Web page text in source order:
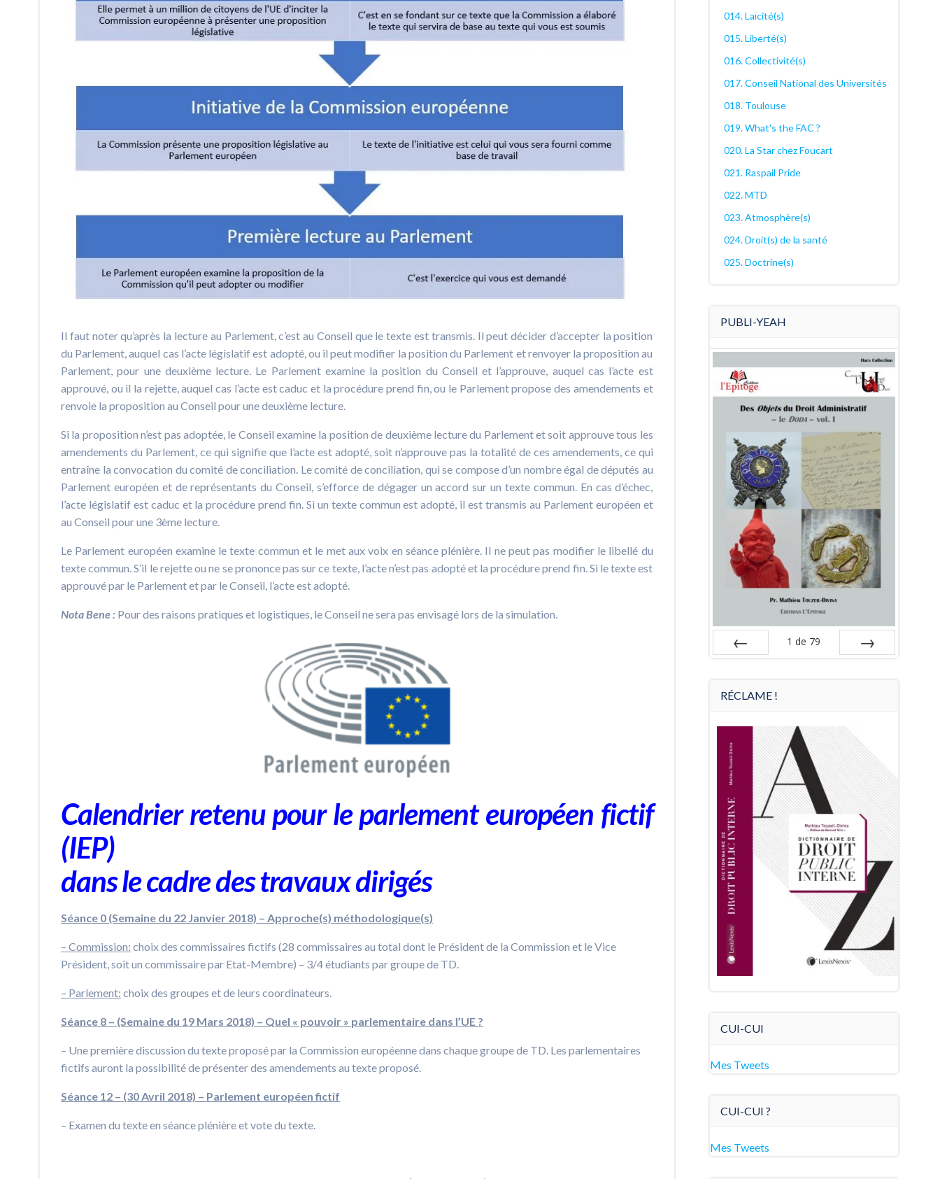
Il faut noter qu’après la lecture au Parlement, c’est au Conseil que le texte est transmis. Il peut décider d’accepter la position
du Parlement, auquel cas l’acte législatif est adopté, ou il peut modifier la position du Parlement et renvoyer la proposition au
Parlement, pour une deuxième lecture. Le Parlement examine la position du Conseil et l’approuve, auquel cas l’acte est
approuvé, ou il la rejette, auquel cas l’acte est caduc et la procédure prend fin, ou le Parlement propose des amendements et
renvoie la proposition au Conseil pour une deuxième lecture.
Si la proposition n’est pas adoptée, le Conseil examine la position de deuxième lecture du Parlement et soit approuve tous les
amendements du Parlement, ce qui signifie que l’acte est adopté, soit n’approuve pas la totalité de ces amendements, ce qui
entraîne la convocation du comité de conciliation. Le comité de conciliation, qui se compose d’un nombre égal de députés au
Parlement européen et de représentants du Conseil, s’efforce de dégager un accord sur un texte commun. En cas d’échec,
l’acte législatif est caduc et la procédure prend fin. Si un texte commun est adopté, il est transmis au Parlement européen et
au Conseil pour une 3ème lecture.
Le Parlement européen examine le texte commun et le met aux voix en séance plénière. Il ne peut pas modifier le libellé du
texte commun. S’il le rejette ou ne se prononce pas sur ce texte, l’acte n’est pas adopté et la procédure prend fin. Si le texte est
approuvé par le Parlement et par le Conseil, l’acte est adopté.
Nota Bene : Pour des raisons pratiques et logistiques, le Conseil ne sera pas envisagé lors de la simulation.
Calendrier retenu pour le parlement européen fictif
(IEP)
dans le cadre des travaux dirigés
Séance 0 (Semaine du 22 Janvier 2018) – Approche(s) méthodologique(s)
– Commission: choix des commissaires fictifs (28 commissaires au total dont le Président de la Commission et le Vice
Président, soit un commissaire par Etat-Membre) – 3/4 étudiants par groupe de TD.
– Parlement: choix des groupes et de leurs coordinateurs.
Séance 8 – (Semaine du 19 Mars 2018) – Quel « pouvoir » parlementaire dans l’UE ?
– Une première discussion du texte proposé par la Commission européenne dans chaque groupe de TD. Les parlementaires
fictifs auront la possibilité de présenter des amendements au texte proposé.
Séance 12 – (30 Avril 2018) – Parlement européen fictif
– Examen du texte en séance plénière et vote du texte.
014. Laïcité(s)
015. Liberté(s)
016. Collectivité(s)
017. Conseil National des Universités
018. Toulouse
019. What's the FAC ?
020. La Star chez Foucart
021. Raspail Pride
022. MTD
023. Atmosphère(s)
024. Droit(s) de la santé
025. Doctrine(s)
PUBLI-YEAH
1 de 79
RÉCLAME !
CUI-CUI
Mes Tweets
CUI-CUI ?
Mes Tweets